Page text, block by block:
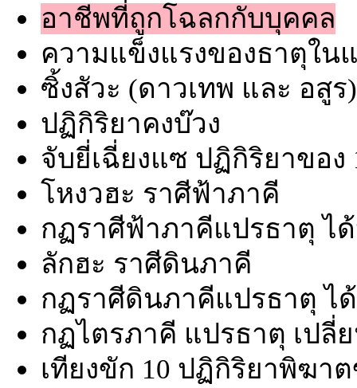
อาชีพที่ถูกโฉลกกับบุคคล
ความแข็งแรงของธาตุใน
ซิ้งสัวะ (ดาวเทพ และ อสูร
ปฏิกิริยาคงบ๊วง
จับยี่เฉี่ยงแซ ปฏิกิริยาของ
โหงวฮะ ราศีฟ้าภาคี
กฏราศีฟ้าภาคีแปรธาตุ ไ
ลักฮะ ราศีดินภาคี
กฏราศีดินภาคีแปรธาตุ ไ
กฏไตรภาคี แปรธาตุ เปลี่
เทียงขัก 10 ปฏิกิริยาพิฆา